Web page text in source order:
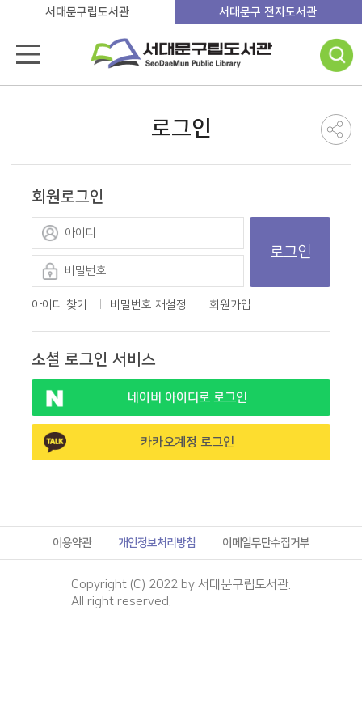
서대문구립도서관 서대문구 전자도서관
로그인
회원로그인
로그인
아이디 찾기 비밀번호 재설정 회원가입
소셜 로그인 서비스
네이버 아이디로 로그인
카카오계정 로그인
이용약관 개인정보처리방침 이메일무단수집거부
Copyright (C) 2022 by 서대문구립도서관.
All right reserved.